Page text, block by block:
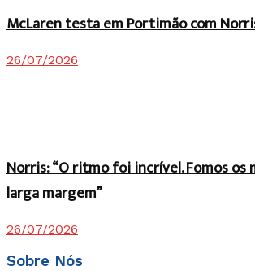
McLaren testa em Portimão com
26/07/2026
Norris: “O ritmo foi incrível. Fomos os
larga margem”
26/07/2026
Sobre Nós